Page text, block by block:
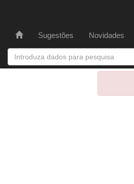
Sugestões Novidades